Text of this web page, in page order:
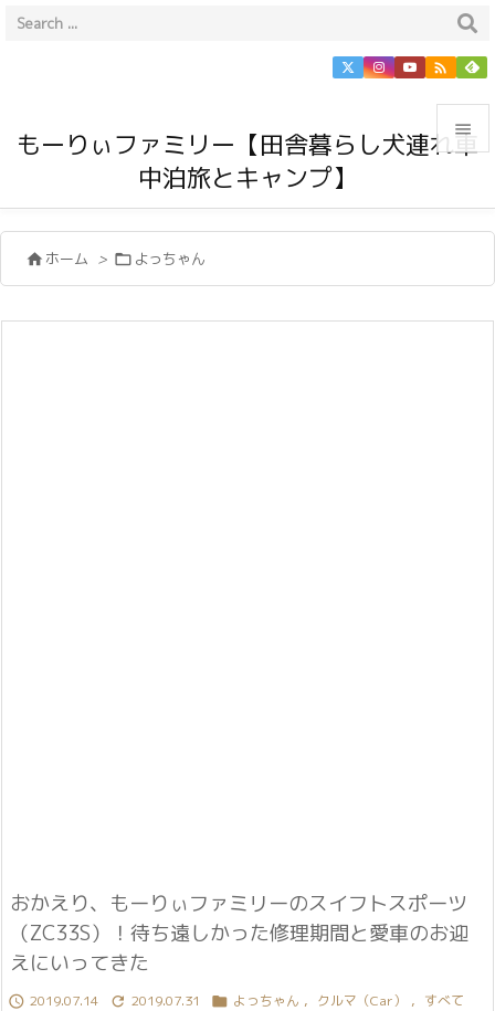
もーりぃファミリー【田舎暮らし犬連れ車
中泊旅とキャンプ】



前へ

 ホーム >  よっちゃん
おかえり、もーりぃファミリーのスイフトスポーツ
（ZC33S）！待ち遠しかった修理期間と愛車のお迎
えにいってきた
 2019.07.14  2019.07.31  よっちゃん , クルマ（Car） , すべて